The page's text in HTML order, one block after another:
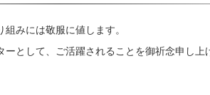
みには敬服に値します。
として、ご活躍されることを御祈念申し上